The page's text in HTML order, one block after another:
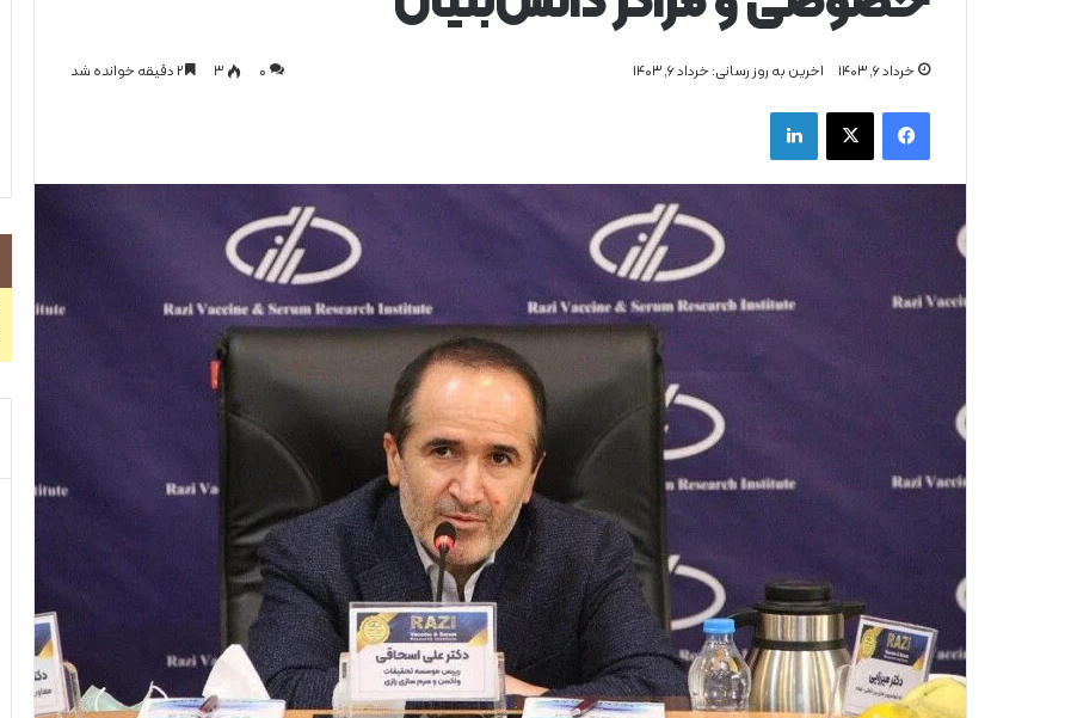
خرداد ۶, ۱۴۰۳ اخرین به روز رسانی: خرداد ۶, ۱۴۰۳ 0 ۳
فیس بوک